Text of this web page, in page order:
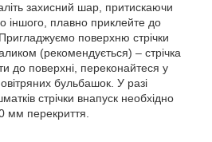
захисний шар, притискаючи
іншого, плавно приклейте до
поверхню стрічки
(рекомендується) – стрічка
до поверхні, переконайтеся у
бульбашок. У разі
стрічки внапуск необхідно
мм перекриття.